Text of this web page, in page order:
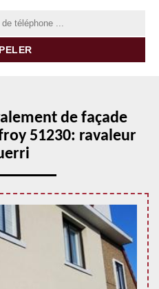
de façade
51230: ravaleur